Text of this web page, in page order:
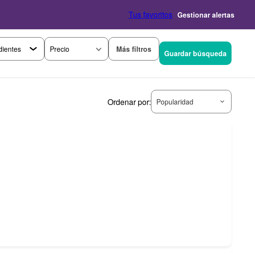
Tus favoritos Gestionar alertas
Precio Más filtros Guardar búsqueda
Ordenar por: Popularidad